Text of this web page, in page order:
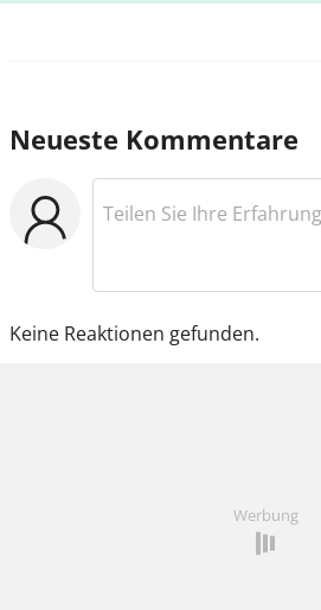
Neueste Kommentare
Keine Reaktionen gefunden.
Werbung